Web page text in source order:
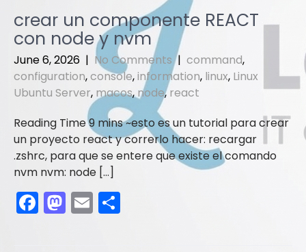
e
b
o
o
k
o
d
o
n
l e
crear un componente REACT
con node y nvm
June 6, 2026 | No Comments | command,
configuration,console,information, linux, Linux
Ubuntu Server, macos,node,react
esto es un tutorial para crear
un proyecto react y correrlo hacer: recargar
.zshrc, para que se entere que existe el comando
nvm nvm: node […]
F
a
M
a
E
m